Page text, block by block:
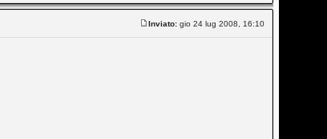
Inviato: gio 24 lug 2008, 16:10